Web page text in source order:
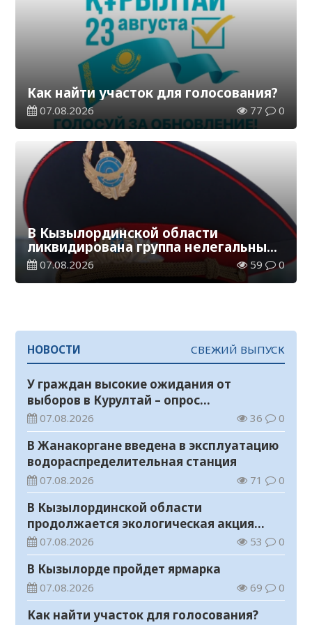
Как найти участок для голосования?
07.08.2026 77 0
В Кызылординской области
ликвидирована группа нелегальных
добытчиков золота
07.08.2026 59 0
НОВОСТИ СВЕЖИЙ ВЫПУСК
У граждан высокие ожидания от
выборов в Курултай – опрос
общественного мнения
07.08.2026 36 0
В Жанакоргане введена в эксплуатацию
водораспределительная станция
07.08.2026 71 0
В Кызылординской области
продолжается экологическая акция
«Таза Қазақстан»
07.08.2026 53 0
В Кызылорде пройдет ярмарка
07.08.2026 69 0
Как найти участок для голосования?